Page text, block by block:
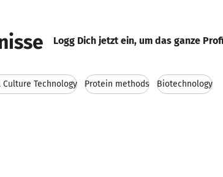
Logg Dich jetzt ein, um das ganze
Culture Technology Protein methods Biotechnology